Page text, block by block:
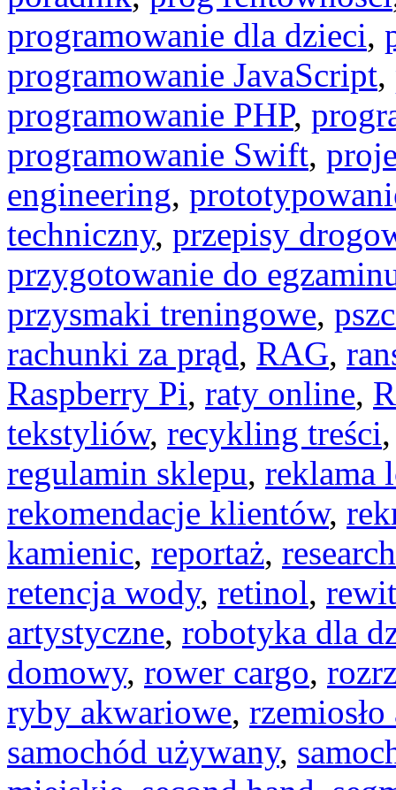
programowanie dla dzieci,
programowanie JavaScript,
programowanie PHP,
programowanie Swift,
engineering,
techniczny, przepisy
przygotowanie do
przysmaki treningowe,
rachunki za prąd, RAG,
Raspberry Pi, raty online,
tekstyliów, recykling treści
regulamin sklepu, reklama
rekomendacje klientów,
kamienic, reportaż,
retencja wody, retinol,
artystyczne, robotyka dla
domowy, rower cargo,
ryby akwariowe,
samochód używany,